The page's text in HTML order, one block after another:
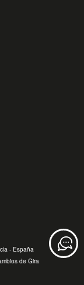
- España
de Gira